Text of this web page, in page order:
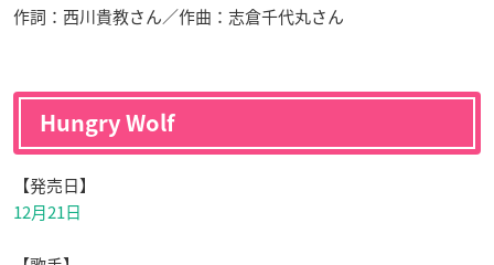
作詞：西川貴教さん／作曲：志倉千代丸さん
Hungry Wolf
【発売日】
12月21日